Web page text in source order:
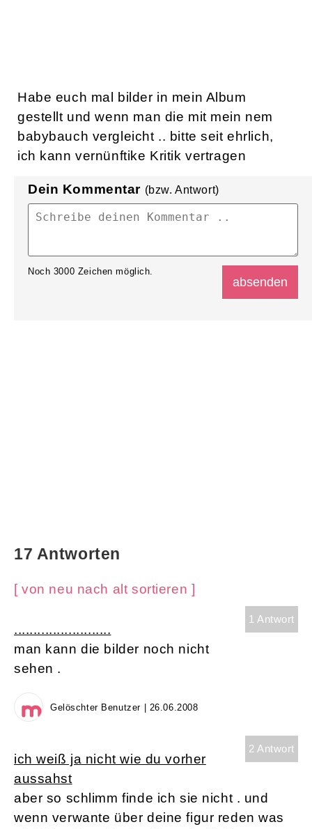
Habe euch mal bilder in mein Album
gestellt und wenn man die mit mein nem
babybauch vergleicht .. bitte seit ehrlich,
ich kann vernünftike Kritik vertragen
Dein Kommentar (bzw. Antwort)
Noch 3000 Zeichen möglich.
17 Antworten
[ von neu nach alt sortieren ]
1 Antwort
.........................
man kann die bilder noch nicht
sehen .
Gelöschter Benutzer | 26.06.2008
2 Antwort
ich weiß ja nicht wie du vorher
aussahst
aber so schlimm finde ich sie nicht . und
wenn verwante über deine figur reden was